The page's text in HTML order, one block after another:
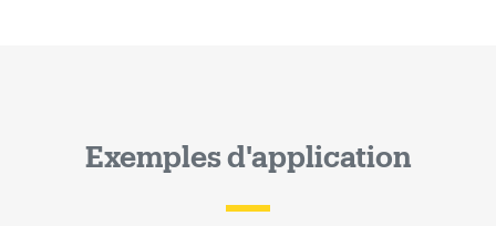
Exemples d'application